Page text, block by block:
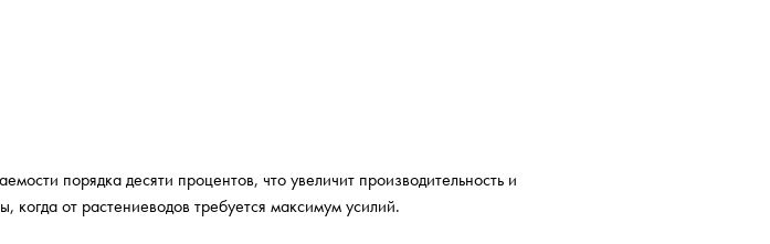
порядка десяти процентов, что увеличит производительность и
когда от растениеводов требуется максимум усилий.